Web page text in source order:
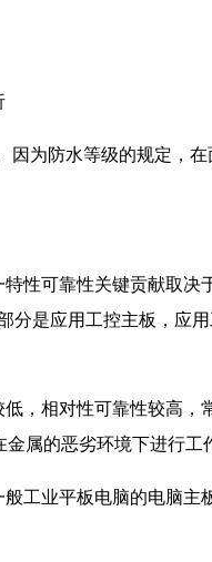
为防水等级的规定，
性可靠性关键贡献取
是应用工控主板，应
，相对性可靠性较高
属的恶劣环境下进行工
工业平板电脑的电脑主